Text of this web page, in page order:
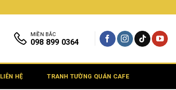
MIỀN BẮC
098 899 0364
LIÊN HỆ TRANH TƯỜNG QUÁN CAFE